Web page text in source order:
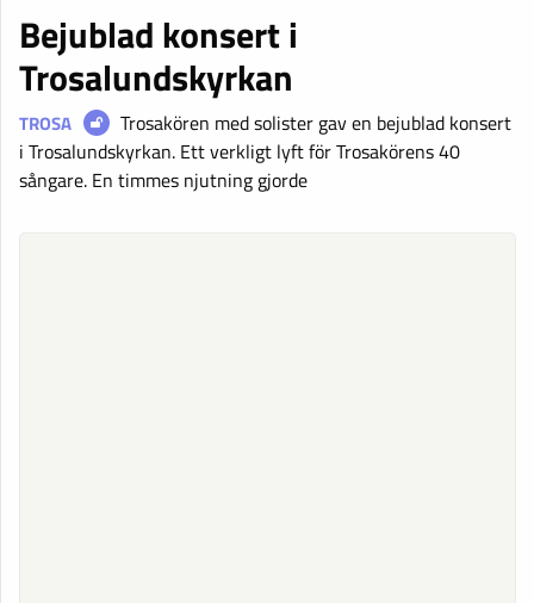
Bejublad konsert i
Trosalundskyrkan
TROSA
Trosakören med solister gav en bejublad konsert
i Trosalundskyrkan. Ett verkligt lyft för Trosakörens 40
sångare. En timmes njutning gjorde